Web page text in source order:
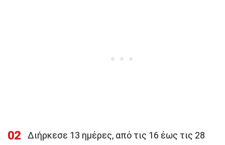
02
Διήρκεσε 13 ημέρες, από τις 16 έως τις 28